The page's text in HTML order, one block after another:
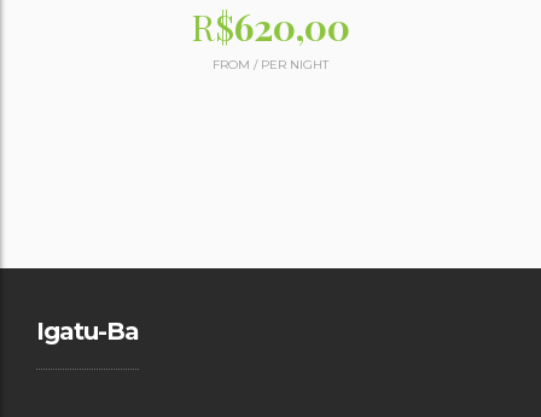
R$620,00
FROM / PER NIGHT
Igatu-Ba